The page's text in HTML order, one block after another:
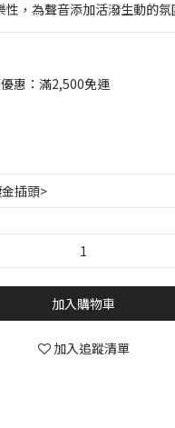
，為聲音添加活潑生動的氛
惠：滿2,500免運
加入購物車
加入追蹤清單